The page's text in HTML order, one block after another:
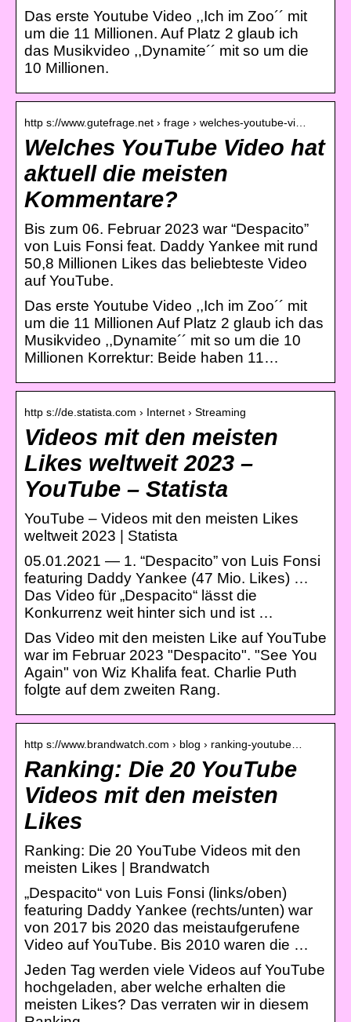
Das erste Youtube Video ,,Ich im Zoo´´ mit
um die 11 Millionen. Auf Platz 2 glaub ich
das Musikvideo ,,Dynamite´´ mit so um die
10 Millionen.
http s://www.gutefrage.net › frage › welches-youtube-vi…
Welches YouTube Video hat
aktuell die meisten
Kommentare?
Bis zum 06. Februar 2023 war “Despacito”
von Luis Fonsi feat. Daddy Yankee mit rund
50,8 Millionen Likes das beliebteste Video
auf YouTube.
Das erste Youtube Video ,,Ich im Zoo´´ mit
um die 11 Millionen Auf Platz 2 glaub ich das
Musikvideo ,,Dynamite´´ mit so um die 10
Millionen Korrektur: Beide haben 11…
http s://de.statista.com › Internet › Streaming
Videos mit den meisten
Likes weltweit 2023 –
YouTube – Statista
YouTube – Videos mit den meisten Likes
weltweit 2023 | Statista
05.01.2021 — 1. “Despacito” von Luis Fonsi
featuring Daddy Yankee (47 Mio. Likes) …
Das Video für „Despacito“ lässt die
Konkurrenz weit hinter sich und ist …
Das Video mit den meisten Like auf YouTube
war im Februar 2023 "Despacito". "See You
Again" von Wiz Khalifa feat. Charlie Puth
folgte auf dem zweiten Rang.
http s://www.brandwatch.com › blog › ranking-youtube…
Ranking: Die 20 YouTube
Videos mit den meisten
Likes
Ranking: Die 20 YouTube Videos mit den
meisten Likes | Brandwatch
„Despacito“ von Luis Fonsi (links/oben)
featuring Daddy Yankee (rechts/unten) war
von 2017 bis 2020 das meistaufgerufene
Video auf YouTube. Bis 2010 waren die …
Jeden Tag werden viele Videos auf YouTube
hochgeladen, aber welche erhalten die
meisten Likes? Das verraten wir in diesem